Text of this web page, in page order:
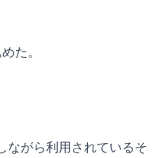
た。
ながら利用されているそ